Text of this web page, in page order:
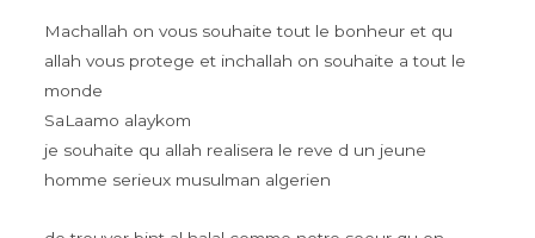
Machallah on vous souhaite tout le bonheur et qu
allah vous protege et inchallah on souhaite a tout le
monde
SaLaamo alaykom
je souhaite qu allah realisera le reve d un jeune
homme serieux musulman algerien